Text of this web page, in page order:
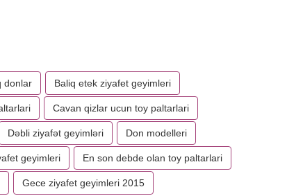
donlar Baliq etek ziyafet geyimleri
Cavan qizlar ucun toy paltarlari
Dəbli ziyafət geyimləri Don modelleri
geyimleri En son debde olan toy paltarlari
Gece ziyafet geyimleri 2015